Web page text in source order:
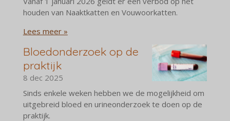
houden van Naaktkatten en Vouwoorkatten.
Lees meer »
Bloedonderzoek op de
praktijk
8 dec 2025
Sinds enkele weken hebben we de mogelijkheid om
uitgebreid bloed en urineonderzoek te doen op de
praktijk.